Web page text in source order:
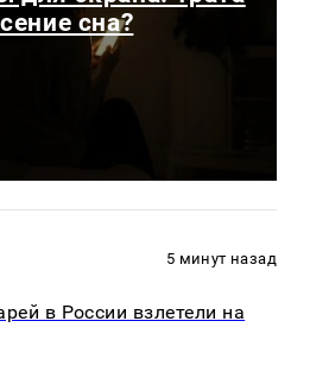
сна?
5 минут назад
в России взлетели на